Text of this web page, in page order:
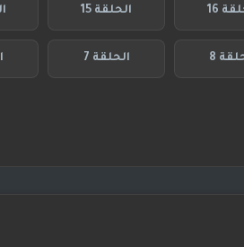
16 الحلقة 15
8 الحلقة 7